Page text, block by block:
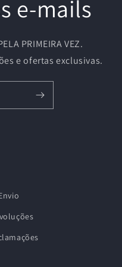
e-mails
PRIMEIRA VEZ.
e ofertas exclusivas.